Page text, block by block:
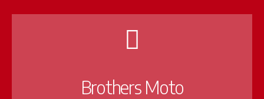
Brothers Moto